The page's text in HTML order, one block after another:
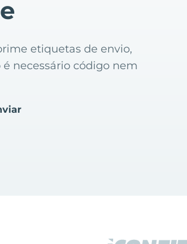
etiquetas de envio,
necessário código nem